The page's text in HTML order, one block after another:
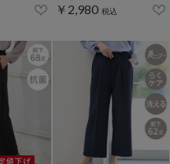
￥2,980 税込